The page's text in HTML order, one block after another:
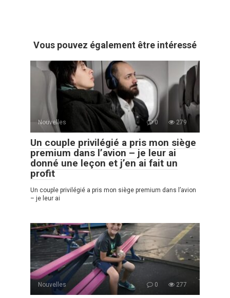
Vous pouvez également être intéressé
Nouvelles 0 279
Un couple privilégié a pris mon siège
premium dans l’avion – je leur ai
donné une leçon et j’en ai fait un
profit
Un couple privilégié a pris mon siège premium dans l’avion
– je leur ai
Nouvelles 0 277